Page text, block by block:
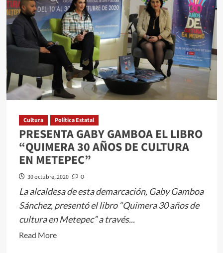
CULTURA
Y
TURISMO
INICIO
DE
TEMPORADA
DE
DÍA
MUERTOS
EN
EL
IIFAEM
Cultura Política Estatal
PRESENTA GABY GAMBOA EL LIBRO
“QUIMERA 30 AÑOS DE CULTURA
EN METEPEC”
30 octubre, 2020 0
La alcaldesa de esta demarcación, Gaby Gamboa
Sánchez, presentó el libro “Quimera 30 años de
cultura en Metepec” a través...
Read MoreRead